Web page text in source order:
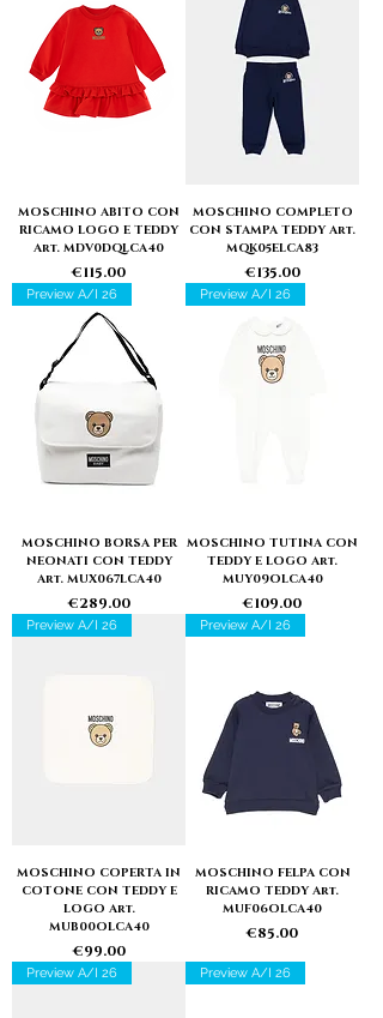
MOSCHINO ABITO CON
RICAMO LOGO E TEDDY
Art. MDV0DQLCA40
Price
€115.00
MOSCHINO COMPLETO
CON STAMPA TEDDY Art.
MQK05ELCA83
Price
€135.00
Preview A/I 26
MOSCHINO BORSA PER
NEONATI CON TEDDY
Art. MUX067LCA40
Price
€289.00
Preview A/I 26
MOSCHINO TUTINA CON
TEDDY E LOGO Art.
MUY09OLCA40
Price
€109.00
Preview A/I 26
MOSCHINO COPERTA IN
COTONE CON TEDDY E
LOGO Art.
MUB00OLCA40
Price
€99.00
Preview A/I 26
MOSCHINO FELPA CON
RICAMO TEDDY Art.
MUF06OLCA40
Price
€85.00
Preview A/I 26 Preview A/I 26